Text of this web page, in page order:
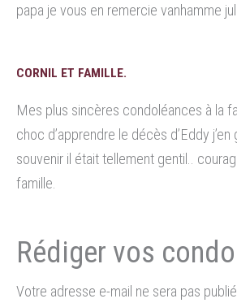
papa je vous en remercie vanhamme
CORNIL ET FAMILLE.
Mes plus sincères condoléances à la
choc d’apprendre le décès d’Eddy
souvenir il était tellement gentil..
famille.
Votre adresse e-mail ne sera pas